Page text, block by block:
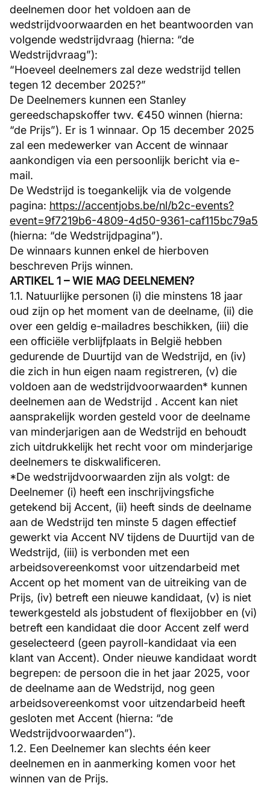
deelnemen door het voldoen aan de
wedstrijdvoorwaarden en het beantwoorden van
volgende wedstrijdvraag (hierna: “de
Wedstrijdvraag”):
“Hoeveel deelnemers zal deze wedstrijd tellen
tegen 12 december 2025?”
De Deelnemers kunnen een Stanley
gereedschapskoffer twv. €450 winnen (hierna:
“de Prijs”). Er is 1 winnaar. Op 15 december 2025
zal een medewerker van Accent de winnaar
aankondigen via een persoonlijk bericht via e-
mail.
De Wedstrijd is toegankelijk via de volgende
pagina: https://accentjobs.be/nl/b2c-events?
event=9f7219b6-4809-4d50-9361-caf115bc79a5
(hierna: “de Wedstrijdpagina”).
De winnaars kunnen enkel de hierboven
beschreven Prijs winnen.
ARTIKEL 1 – WIE MAG DEELNEMEN?
1.1. Natuurlijke personen (i) die minstens 18 jaar
oud zijn op het moment van de deelname, (ii) die
over een geldig e-mailadres beschikken, (iii) die
een officiële verblijfplaats in België hebben
gedurende de Duurtijd van de Wedstrijd, en (iv)
die zich in hun eigen naam registreren, (v) die
voldoen aan de wedstrijdvoorwaarden* kunnen
deelnemen aan de Wedstrijd . Accent kan niet
aansprakelijk worden gesteld voor de deelname
van minderjarigen aan de Wedstrijd en behoudt
zich uitdrukkelijk het recht voor om minderjarige
deelnemers te diskwalificeren.
*De wedstrijdvoorwaarden zijn als volgt: de
Deelnemer (i) heeft een inschrijvingsfiche
getekend bij Accent, (ii) heeft sinds de deelname
aan de Wedstrijd ten minste 5 dagen effectief
gewerkt via Accent NV tijdens de Duurtijd van de
Wedstrijd, (iii) is verbonden met een
arbeidsovereenkomst voor uitzendarbeid met
Accent op het moment van de uitreiking van de
Prijs, (iv) betreft een nieuwe kandidaat, (v) is niet
tewerkgesteld als jobstudent of flexijobber en (vi)
betreft een kandidaat die door Accent zelf werd
geselecteerd (geen payroll-kandidaat via een
klant van Accent). Onder nieuwe kandidaat wordt
begrepen: de persoon die in het jaar 2025, voor
de deelname aan de Wedstrijd, nog geen
arbeidsovereenkomst voor uitzendarbeid heeft
gesloten met Accent (hierna: “de
Wedstrijdvoorwaarden”).
1.2. Een Deelnemer kan slechts één keer
deelnemen en in aanmerking komen voor het
winnen van de Prijs.